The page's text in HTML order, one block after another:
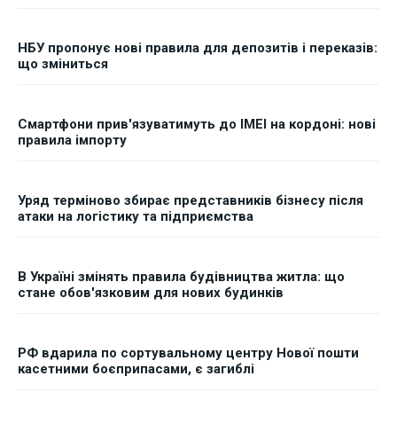
НБУ пропонує нові правила для депозитів і переказів:
що зміниться
Смартфони прив'язуватимуть до IMEI на кордоні: нові
правила імпорту
Уряд терміново збирає представників бізнесу після
атаки на логістику та підприємства
В Україні змінять правила будівництва житла: що
стане обов'язковим для нових будинків
РФ вдарила по сортувальному центру Нової пошти
касетними боєприпасами, є загиблі